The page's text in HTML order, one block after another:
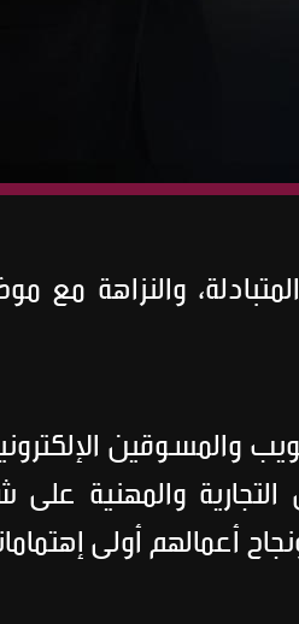
والنزاهة مع
والمسوقين
والمهنية على
أعمالهم أولى